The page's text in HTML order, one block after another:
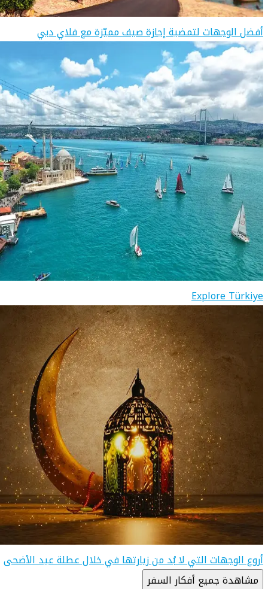
أفضل الوجهات لتمضية إجازة صيف مميّزة مع فلاي دبي
Explore Türkiye
أروع الوجهات التي لا بُد من زيارتها في خلال عطلة عيد الأضحى
مشاهدة جميع أفكار السفر